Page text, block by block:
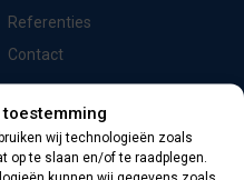
wij technologieën zoals
op te slaan en/of te raadplegen.
Referenties
Contact
CONTACTGEGEVENS